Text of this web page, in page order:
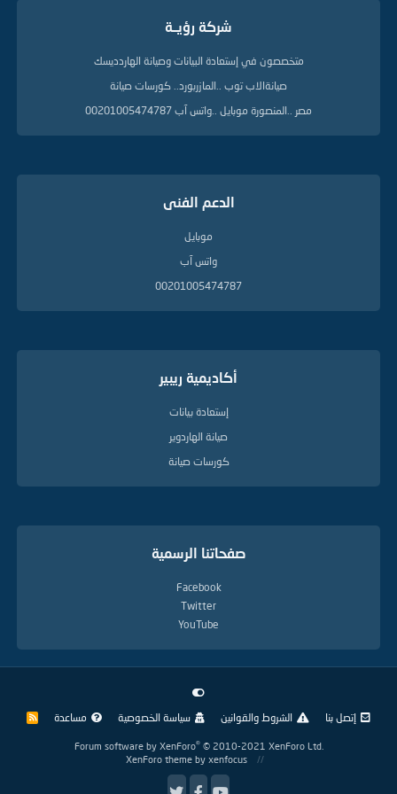
شركة رؤيــة
متخصصون في إستعادة البيانات وصيانة الهاردديسك
صيانةالاب توب ..المازربورد.. كورسات صيانة
مصر ..المنصورة موبايل ..واتس آب 00201005474787
الدعم الفنى
موبايل
واتس آب
00201005474787
أكاديمية ريبير
إستعادة بيانات
صيانة الهاردوير
كورسات صيانة
صفحاتنا الرسمية
Facebook
Twitter
YouTube
إتصل بنا الشروط والقوانين سياسة الخصوصية مساعدة
R
Forum software by XenForo® © 2010-2021 XenForo Ltd.
XenForo theme by xenfocus